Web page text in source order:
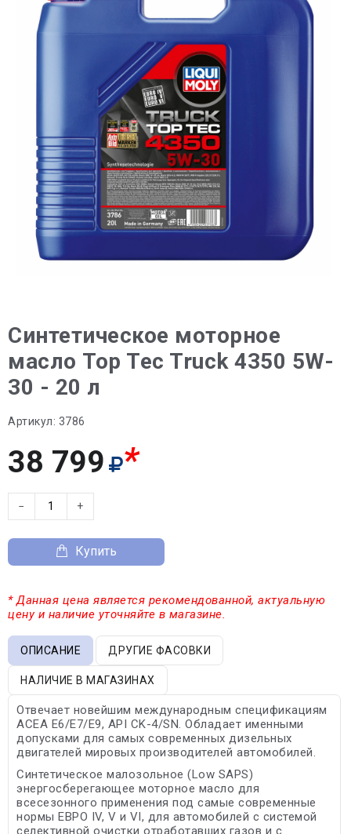
Синтетическое моторное
масло Top Tec Truck 4350 5W-
30 - 20 л
Артикул: 3786
38 799 *
− +
Купить
* Данная цена является рекомендованной, актуальную
цену и наличие уточняйте в магазине.
ОПИСАНИЕ ДРУГИЕ ФАСОВКИ
НАЛИЧИЕ В МАГАЗИНАХ
Отвечает новейшим международным спецификациям
ACEA E6/E7/E9, API CK-4/SN. Обладает именными
допусками для самых современных дизельных
двигателей мировых производителей автомобилей.
Синтетическое малозольное (Low SAPS)
энергосберегающее моторное масло для
всесезонного применения под самые современные
нормы ЕВРО IV, V и VI, для автомобилей с системой
селективной очистки отработавших газов и с